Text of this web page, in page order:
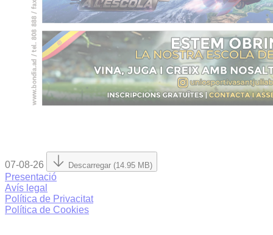
07-08-26 Descarregar (14.95 MB)
Presentació
Avís legal
Política de Privacitat
Política de Cookies